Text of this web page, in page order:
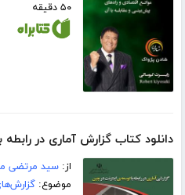
۵۰ دقیقه
دانلود کتاب گزارش آماری در
از:سید مرتضی
موضوع: